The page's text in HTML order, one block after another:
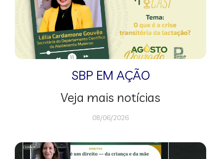
SBP EM AÇÃO
Veja mais notícias
08/06/2026